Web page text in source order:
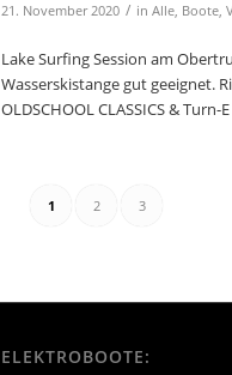
21. November 2020 / in Alle, Boote,
Lake Surfing Session am
Wasserskistange gut geeignet.
OLDSCHOOL CLASSICS &
1 2 3
ELEKTROBOOTE: